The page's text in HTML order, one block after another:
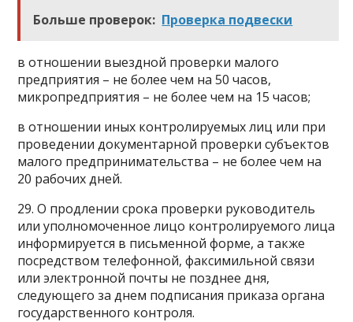
Больше проверок: Проверка подвески
в отношении выездной проверки малого
предприятия – не более чем на 50 часов,
микропредприятия – не более чем на 15 часов;
в отношении иных контролируемых лиц или при
проведении документарной проверки субъектов
малого предпринимательства – не более чем на
20 рабочих дней.
29. О продлении срока проверки руководитель
или уполномоченное лицо контролируемого лица
информируется в письменной форме, а также
посредством телефонной, факсимильной связи
или электронной почты не позднее дня,
следующего за днем подписания приказа органа
государственного контроля.